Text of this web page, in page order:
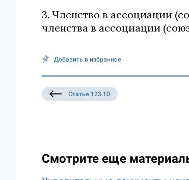
3. Членство в ассоциации
членства в ассоциации
Добавить в избранное
Статья 123.10
Смотрите еще